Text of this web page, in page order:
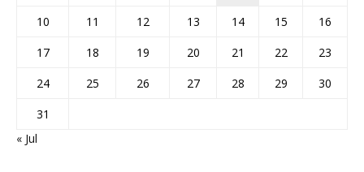
10
11 12 13 14 15
16
17
18 19 20 21 22
23
24
25 26 27 28 29
30
31
« Jul